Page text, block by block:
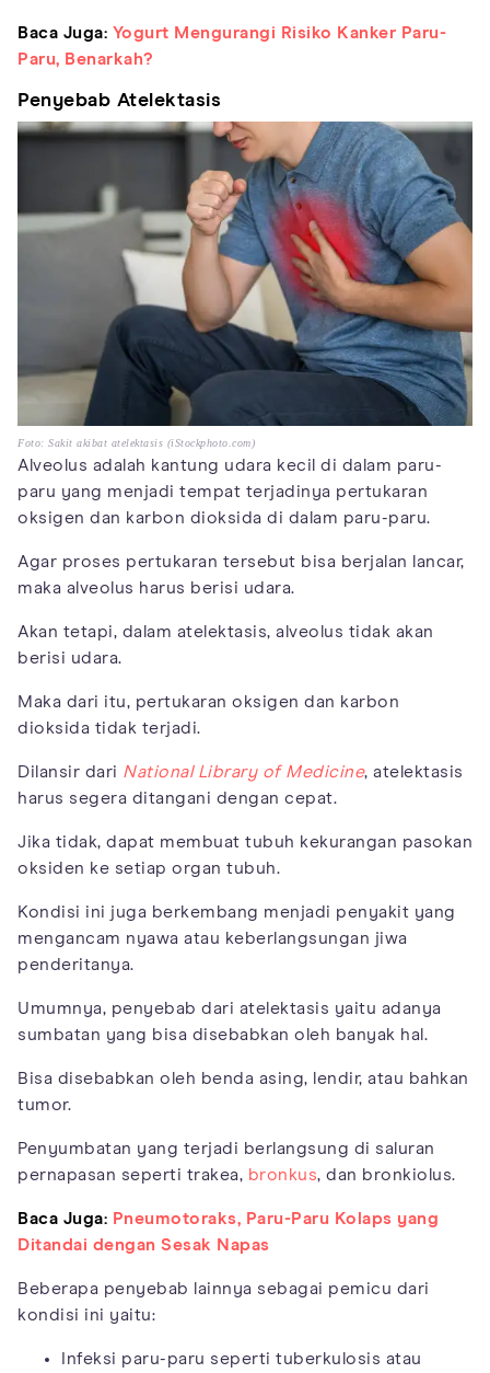
Baca Juga: Yogurt Mengurangi Risiko Kanker Paru-
Paru, Benarkah?
Penyebab Atelektasis
Foto: Sakit akibat atelektasis (iStockphoto.com)
Alveolus adalah kantung udara kecil di dalam paru-
paru yang menjadi tempat terjadinya pertukaran
oksigen dan karbon dioksida di dalam paru-paru.
Agar proses pertukaran tersebut bisa berjalan lancar,
maka alveolus harus berisi udara.
Akan tetapi, dalam atelektasis, alveolus tidak akan
berisi udara.
Maka dari itu, pertukaran oksigen dan karbon
dioksida tidak terjadi.
Dilansir dari National Library of Medicine, atelektasis
harus segera ditangani dengan cepat.
Jika tidak, dapat membuat tubuh kekurangan pasokan
oksiden ke setiap organ tubuh.
Kondisi ini juga berkembang menjadi penyakit yang
mengancam nyawa atau keberlangsungan jiwa
penderitanya.
Umumnya, penyebab dari atelektasis yaitu adanya
sumbatan yang bisa disebabkan oleh banyak hal.
Bisa disebabkan oleh benda asing, lendir, atau bahkan
tumor.
Penyumbatan yang terjadi berlangsung di saluran
pernapasan seperti trakea, bronkus, dan bronkiolus.
Baca Juga: Pneumotoraks, Paru-Paru Kolaps yang
Ditandai dengan Sesak Napas
Beberapa penyebab lainnya sebagai pemicu dari
kondisi ini yaitu:
Infeksi paru-paru seperti tuberkulosis atau